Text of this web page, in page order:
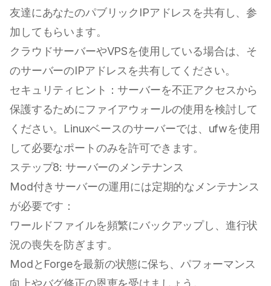
友達にあなたのパブリックIPアドレスを共有し、参
加してもらいます。
クラウドサーバーやVPSを使用している場合は、そ
のサーバーのIPアドレスを共有してください。
セキュリティヒント：サーバーを不正アクセスから
保護するためにファイアウォールの使用を検討して
ください。Linuxベースのサーバーでは、ufwを使用
して必要なポートのみを許可できます。
ステップ8: サーバーのメンテナンス
Mod付きサーバーの運用には定期的なメンテナンス
が必要です：
ワールドファイルを頻繁にバックアップし、進行状
況の喪失を防ぎます。
ModとForgeを最新の状態に保ち、パフォーマンス
向上やバグ修正の恩恵を受けましょう。